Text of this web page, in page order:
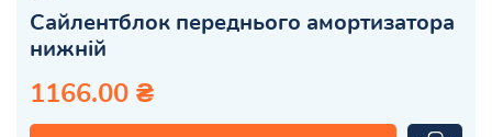
Сайлентблок переднього амортизатора
нижній
1166.00 ₴